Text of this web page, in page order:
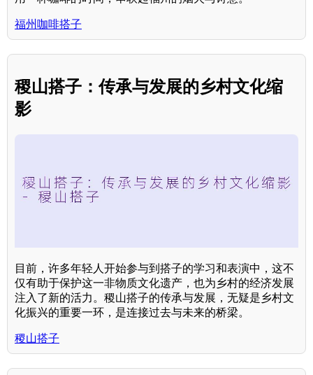
福州咖啡搭子
稷山搭子：传承与发展的乡村文化缩
影
目前，许多年轻人开始参与到搭子的学习和表演中，这不
仅有助于保护这一非物质文化遗产，也为乡村的经济发展
注入了新的活力。稷山搭子的传承与发展，无疑是乡村文
化振兴的重要一环，是连接过去与未来的桥梁。
稷山搭子